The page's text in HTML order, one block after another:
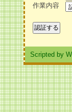
作業内容
Scripted by